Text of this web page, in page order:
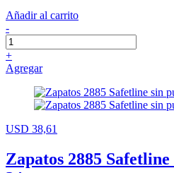
Añadir al carrito
-
+
Agregar
USD 38,61
Zapatos 2885